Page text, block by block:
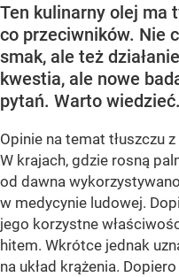
Ten kulinarny olej ma
co przeciwników. Nie
smak, ale też
kwestia, ale nowe
pytań. Warto wiedzieć.
Opinie na temat tłuszczu
W krajach, gdzie rosną
od dawna
w medycynie ludowej.
jego korzystne
hitem. Wkrótce jednak
na układ krążenia.